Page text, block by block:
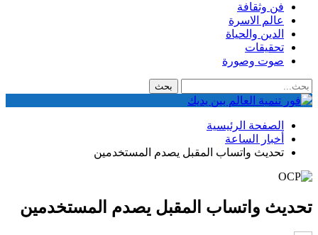
فن وثقافة
عالم الاسرة
الدين والحياة
تحقيقات
صوت وصورة
الصفحة الرئيسية
أخبار الساعة
تحديث واتساب المقبل يصدم المستخدمين
تحديث واتساب المقبل يصدم المستخدمين